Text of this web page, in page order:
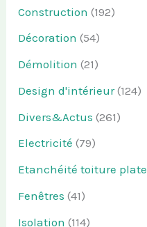
Construction (192)
Décoration (54)
Démolition (21)
Design d'intérieur(124)
Divers&Actus (261)
Electricité (79)
Etanchéité toiture plate
Fenêtres (41)
Isolation (114)